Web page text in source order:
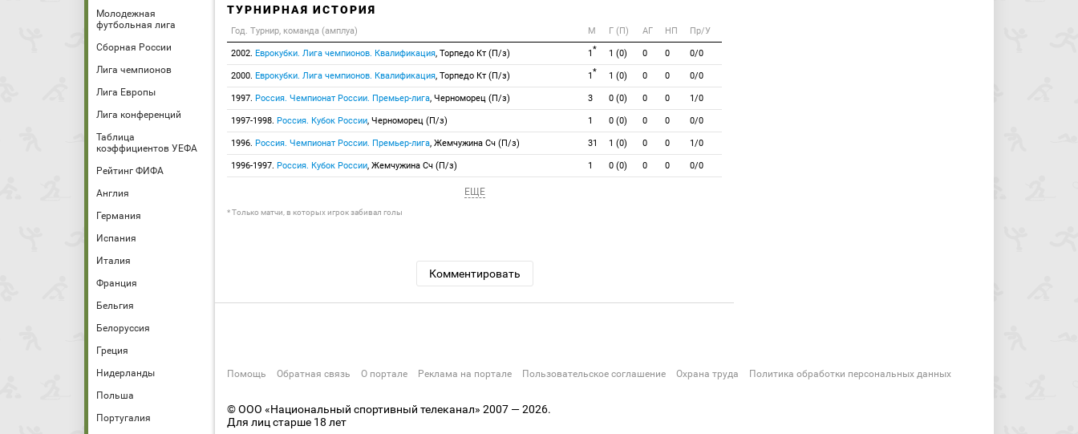
Молодежная
футбольная лига
Сборная России
Лига чемпионов
Лига Европы
Лига конференций
Таблица
коэффициентов УЕФА
Рейтинг ФИФА
Англия
Германия
Испания
Италия
Франция
Бельгия
Белоруссия
Греция
Нидерланды
Польша
Португалия
ТУРНИРНАЯ ИСТОРИЯ
Год. Турнир, команда (амплуа) М Г (П) АГ НП Пр/У
2002. Еврокубки. Лига чемпионов. Квалификация, Торпедо Кт (П/з) 1* 1 (0) 0 0 0/0
2000. Еврокубки. Лига чемпионов. Квалификация, Торпедо Кт (П/з) 1* 1 (0) 0 0 0/0
1997. Россия. Чемпионат России. Премьер-лига, Черноморец (П/з) 3 0 (0) 0 0 1/0
1997-1998. Россия. Кубок России, Черноморец (П/з) 1 0 (0) 0 0 0/0
1996. Россия. Чемпионат России. Премьер-лига, Жемчужина Сч (П/з) 31 1 (0) 0 0 1/0
1996-1997. Россия. Кубок России, Жемчужина Сч (П/з) 1 0 (0) 0 0 0/0
ЕЩЕ
* Только матчи, в которых игрок забивал голы
Комментировать
Помощь Обратная связь О портале Реклама на портале Пользовательское соглашение Охрана труда Политика обработки персональных данных
© ООО «Национальный спортивный телеканал» 2007 — 2026.
Для лиц старше 18 лет